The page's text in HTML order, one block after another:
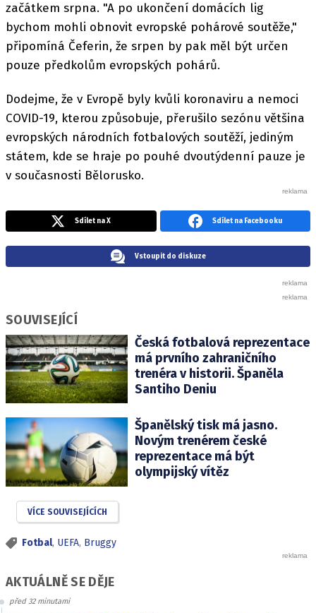
začátkem srpna. "A po ukončení domácích lig
bychom mohli obnovit evropské pohárové soutěže,"
připomíná Čeferin, že srpen by pak měl být určen
pouze předkolům evropských pohárů.
Dodejme, že v Evropě byly kvůli koronaviru a nemoci
COVID-19, kterou způsobuje, přerušilo sezónu většina
evropských národních fotbalových soutěží, jediným
státem, kde se hraje po pouhé dvoutýdenní pauze je
v současnosti Bělorusko.
Sdílet na X Sdílet na Facebooku
Vstoupit do diskuze
SOUVISEJÍCÍ
Česká fotbalová reprezentace
má prvního zahraničního
trenéra v historii. Španěla
Santiho Deniu
Španělský tisk má jasno.
Novým trenérem české
reprezentace má být
olympijský vítěz
VÍCE SOUVISEJÍCÍCH
Fotbal, UEFA, Bruggy
AKTUÁLNĚ SE DĚJE
před 32 minutami